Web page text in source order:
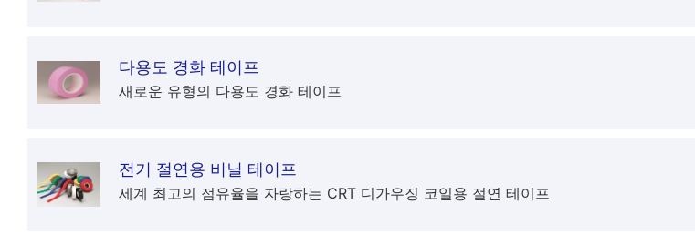
다용도 경화 테이프
새로운 유형의 다용도 경화 테이프
전기 절연용 비닐 테이프
세계 최고의 점유율을 자랑하는 CRT 디가우징 코일용 절연 테이프